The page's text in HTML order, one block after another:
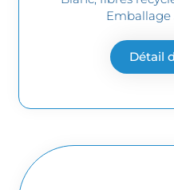
Emballage
Détail